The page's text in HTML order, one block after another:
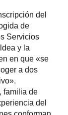
del
de
Servicios
y la
en que «se
a dos
familia de
del